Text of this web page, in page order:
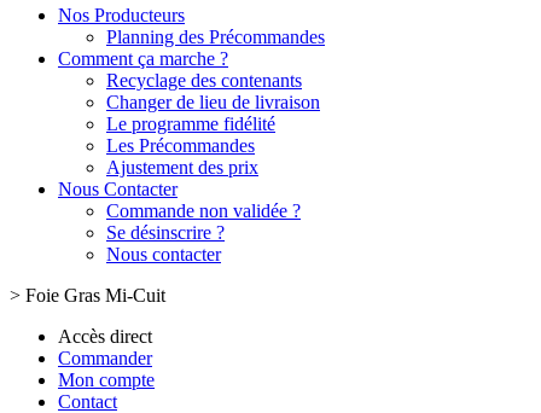
Nos Producteurs
Planning des Précommandes
Comment ça marche ?
Recyclage des contenants
Changer de lieu de livraison
Le programme fidélité
Les Précommandes
Ajustement des prix
Nous Contacter
Commande non validée ?
Se désinscrire ?
Nous contacter
> Foie Gras Mi-Cuit
Accès direct
Commander
Mon compte
Contact